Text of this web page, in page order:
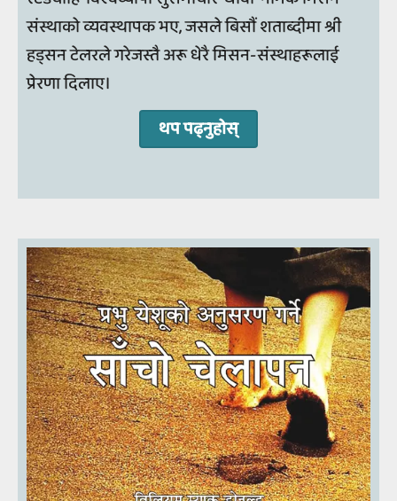
संस्थाको व्यवस्थापक भए, जसले बिसौं शताब्दीमा श्री
हड्सन टेलरले गरेजस्तै अरू धेरै मिसन-संस्थाहरूलाई
प्रेरणा दिलाए।
थप पढ्‍नुहोस्‌